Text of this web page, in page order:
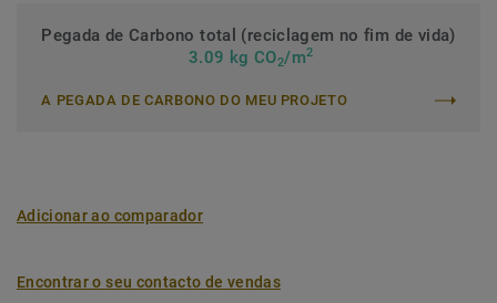
Pegada de Carbono total (reciclagem no fim de vida)
3.09 kg CO2/m2
A PEGADA DE CARBONO DO MEU PROJETO
Adicionar ao comparador
Encontrar o seu contacto de vendas